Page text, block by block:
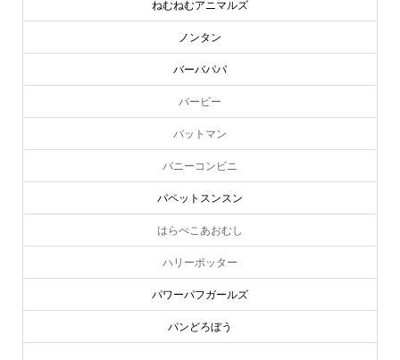
ねむねむアニマルズ
ノンタン
バーバパパ
バービー
バットマン
バニーコンビニ
パペットスンスン
はらぺこあおむし
ハリーポッター
パワーパフガールズ
パンどろぼう